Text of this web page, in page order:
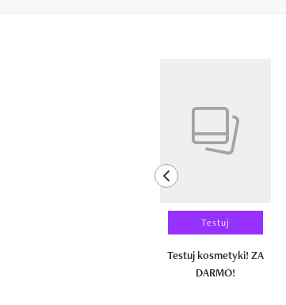
previous element
Testuj
Testuj kosmetyki! ZA
DARMO!